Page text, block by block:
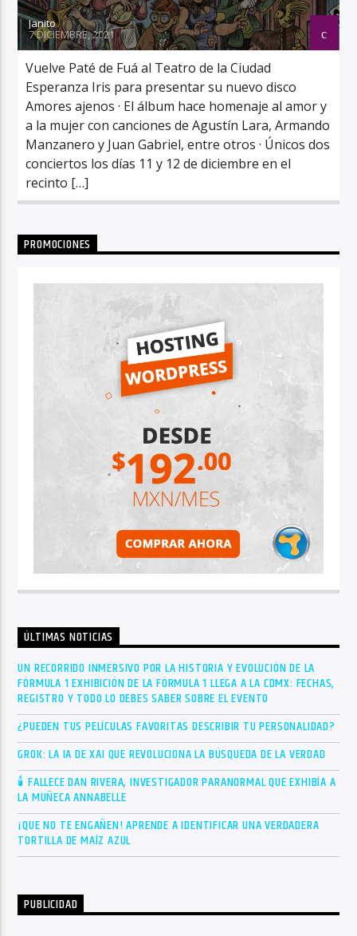
Janito
7 DICIEMBRE, 2021
Vuelve Paté de Fuá al Teatro de la Ciudad
Esperanza Iris para presentar su nuevo disco
Amores ajenos · El álbum hace homenaje al amor y
a la mujer con canciones de Agustín Lara, Armando
Manzanero y Juan Gabriel, entre otros · Únicos dos
conciertos los días 11 y 12 de diciembre en el
recinto […]
PROMOCIONES
ÚLTIMAS NOTICIAS
UN RECORRIDO INMERSIVO POR LA HISTORIA Y EVOLUCIÓN DE LA
FÓRMULA 1 EXHIBICIÓN DE LA FÓRMULA 1 LLEGA A LA CDMX: FECHAS,
REGISTRO Y TODO LO DEBES SABER SOBRE EL EVENTO
¿PUEDEN TUS PELÍCULAS FAVORITAS DESCRIBIR TU PERSONALIDAD?
GROK: LA IA DE XAI QUE REVOLUCIONA LA BÚSQUEDA DE LA VERDAD
🕯 FALLECE DAN RIVERA, INVESTIGADOR PARANORMAL QUE EXHIBÍA A
LA MUÑECA ANNABELLE
¡QUE NO TE ENGAÑEN! APRENDE A IDENTIFICAR UNA VERDADERA
TORTILLA DE MAÍZ AZUL
PUBLICIDAD